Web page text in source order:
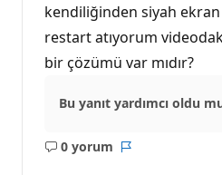
kendiliğinden siyah
restart atıyorum
bir çözümü var mıdır?
Bu yanıt yardımcı oldu
0 yorum
Açıklama